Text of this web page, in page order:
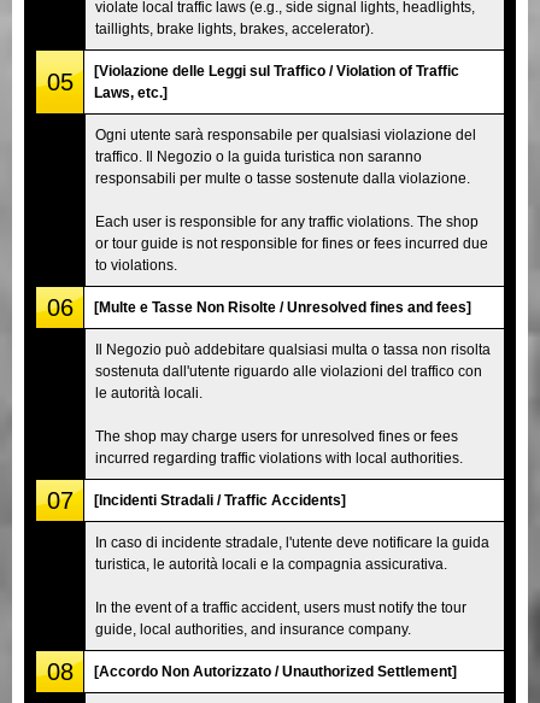
violate local traffic laws (e.g., side signal lights, headlights,
taillights, brake lights, brakes, accelerator).
05
[Violazione delle Leggi sul Traffico / Violation of Traffic
Laws, etc.]
Ogni utente sarà responsabile per qualsiasi violazione del
traffico. Il Negozio o la guida turistica non saranno
responsabili per multe o tasse sostenute dalla violazione.
Each user is responsible for any traffic violations. The shop
or tour guide is not responsible for fines or fees incurred due
to violations.
06 [Multe e Tasse Non Risolte / Unresolved fines and fees]
Il Negozio può addebitare qualsiasi multa o tassa non risolta
sostenuta dall'utente riguardo alle violazioni del traffico con
le autorità locali.
The shop may charge users for unresolved fines or fees
incurred regarding traffic violations with local authorities.
07 [Incidenti Stradali / Traffic Accidents]
In caso di incidente stradale, l'utente deve notificare la guida
turistica, le autorità locali e la compagnia assicurativa.
In the event of a traffic accident, users must notify the tour
guide, local authorities, and insurance company.
08 [Accordo Non Autorizzato / Unauthorized Settlement]